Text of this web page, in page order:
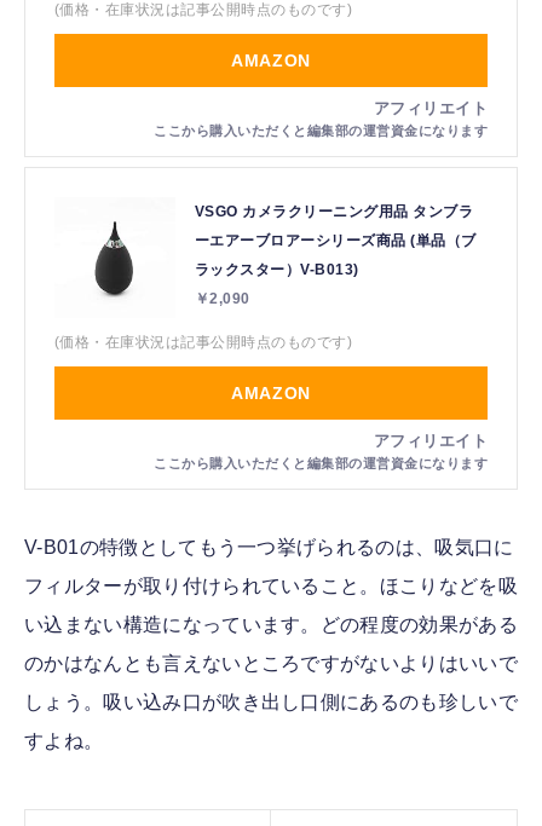
(価格・在庫状況は記事公開時点のものです)
AMAZON
VSGO カメラクリーニング用品 タンブラ
ーエアーブロアーシリーズ商品 (単品（ブ
ラックスター）V-B013)
￥2,090
(価格・在庫状況は記事公開時点のものです)
AMAZON
V-B01の特徴としてもう一つ挙げられるのは、吸気口に
フィルターが取り付けられていること。ほこりなどを吸
い込まない構造になっています。どの程度の効果がある
のかはなんとも言えないところですがないよりはいいで
しょう。吸い込み口が吹き出し口側にあるのも珍しいで
すよね。